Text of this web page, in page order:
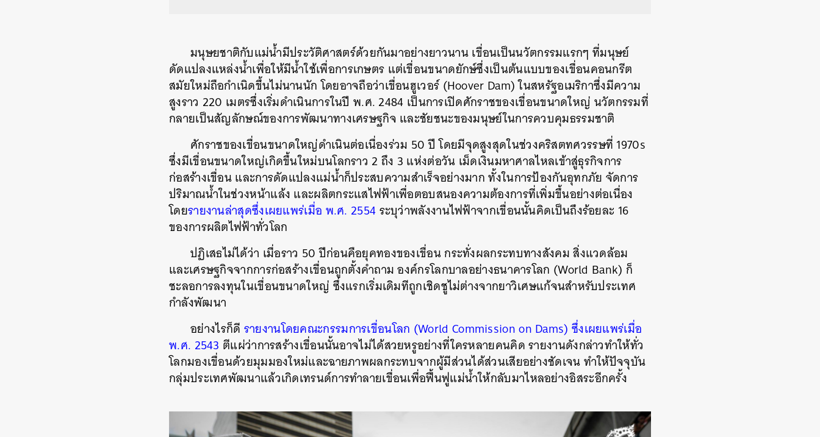
มนุษยชาติกับแม่น้ำมีประวัติศาสตร์ด้วยกันมาอย่างยาวนาน เขื่อนเป็นนวัตกรรมแรกๆ ที่มนุษย์
ดัดแปลงแหล่งน้ำเพื่อให้มีน้ำใช้เพื่อการเกษตร แต่เขื่อนขนาดยักษ์ซึ่งเป็นต้นแบบของเขื่อนคอนกรีต
สมัยใหม่ถือกำเนิดขึ้นไม่นานนัก โดยอาจถือว่าเขื่อนฮูเวอร์ (Hoover Dam) ในสหรัฐอเมริกาซึ่งมีความ
สูงราว 220 เมตรซึ่งเริ่มดำเนินการในปี พ.ศ. 2484 เป็นการเปิดศักราชของเขื่อนขนาดใหญ่ นวัตกรรมที่
กลายเป็นสัญลักษณ์ของการพัฒนาทางเศรษฐกิจ และชัยชนะของมนุษย์ในการควบคุมธรรมชาติ
ศักราชของเขื่อนขนาดใหญ่ดำเนินต่อเนื่องร่วม 50 ปี โดยมีจุดสูงสุดในช่วงคริสตทศวรรษที่ 1970s
ซึ่งมีเขื่อนขนาดใหญ่เกิดขึ้นใหม่บนโลกราว 2 ถึง 3 แห่งต่อวัน เม็ดเงินมหาศาลไหลเข้าสู่ธุรกิจการ
ก่อสร้างเขื่อน และการดัดแปลงแม่น้ำก็ประสบความสำเร็จอย่างมาก ทั้งในการป้องกันอุทกภัย จัดการ
ปริมาณน้ำในช่วงหน้าแล้ง และผลิตกระแสไฟฟ้าเพื่อตอบสนองความต้องการที่เพิ่มขึ้นอย่างต่อเนื่อง
โดยรายงานล่าสุดซึ่งเผยแพร่เมื่อ พ.ศ. 2554ระบุว่าพลังงานไฟฟ้าจากเขื่อนนั้นคิดเป็นถึงร้อยละ 16
ของการผลิตไฟฟ้าทั่วโลก
ปฏิเสธไม่ได้ว่า เมื่อราว 50 ปีก่อนคือยุคทองของเขื่อน กระทั่งผลกระทบทางสังคม สิ่งแวดล้อม
และเศรษฐกิจจากการก่อสร้างเขื่อนถูกตั้งคำถาม องค์กรโลกบาลอย่างธนาคารโลก (World Bank) ก็
ชะลอการลงทุนในเขื่อนขนาดใหญ่ ซึ่งแรกเริ่มเดิมทีถูกเชิดชูไม่ต่างจากยาวิเศษแก้จนสำหรับประเทศ
กำลังพัฒนา
อย่างไรก็ดี รายงานโดยคณะกรรมการเขื่อนโลก (World Commission on Dams) ซึ่งเผยแพร่เมื่อ
พ.ศ. 2543 ตีแผ่ว่าการสร้างเขื่อนนั้นอาจไม่ได้สวยหรูอย่างที่ใครหลายคนคิด รายงานดังกล่าวทำให้ทั่ว
โลกมองเขื่อนด้วยมุมมองใหม่และฉายภาพผลกระทบจากผู้มีส่วนได้ส่วนเสียอย่างชัดเจน ทำให้ปัจจุบัน
กลุ่มประเทศพัฒนาแล้วเกิดเทรนด์การทำลายเขื่อนเพื่อฟื้นฟูแม่น้ำให้กลับมาไหลอย่างอิสระอีกครั้ง
SHARE